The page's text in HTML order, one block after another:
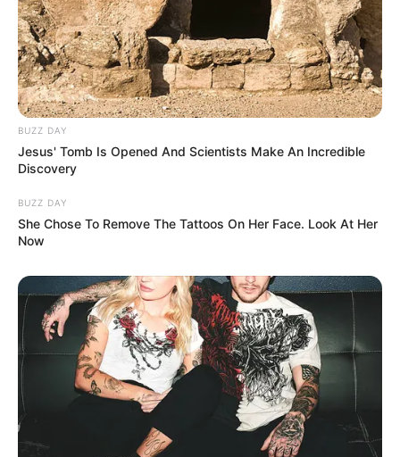
BUZZ DAY
Jesus' Tomb Is Opened And Scientists Make An Incredible
Discovery
BUZZ DAY
She Chose To Remove The Tattoos On Her Face. Look At Her
Now